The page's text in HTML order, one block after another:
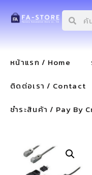
หน้าแรก / Home
ติดต่อเรา / Contact
ชำระสินค้า / Pay By